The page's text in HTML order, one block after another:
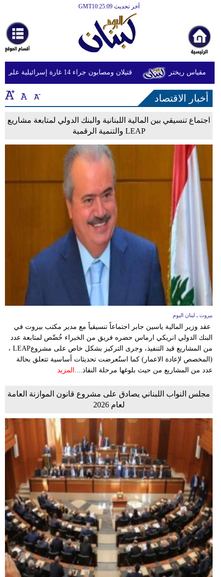
آخر تحديث GMT10:25:09
أخبارعاجلة
رياضة
ثقافة
إقتصاد
فن
مرأة
أزياء
علوم
بيئة
مدوَّنات
فيديو
سيارات
قتيلان ومصابون جراء 14 غارة إسرائيلية على شرق وجنوب لبنان
أخبار الاقتصاد
اجتماع تنسيقي بين المالية اللبنانية والبنك الدولي لمتابعة مشاريع
LEAP والتنمية الرقمية
بيروت ـ لبنان اليوم
عقد وزير المالية ياسين جابر اجتماعاً تنسيقياً مع مدير مكتب بيروت في
البنك الدولي انريكي ارماس حضره فريق من الخبراء خُصِّص لمتابعة عدد
من المشاريع قيد التنفيذ، وجرى التركيز بشكل خاص على مشروعLEAP ،
(المخصص لإعادة الاعمار) كما استُعرضت تحديثات أساسية تتعلق بحالة
عدد من المشاريع من حيث بلوغها مرحلة النفاذ.... المزيد
مجلس النواب اللبناني يصادق على مشروع قانون الموازنة العامة
لعام 2026